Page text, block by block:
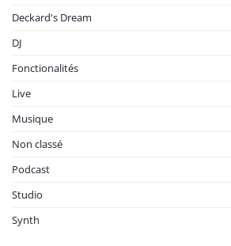
Deckard's Dream
DJ
Fonctionalités
Live
Musique
Non classé
Podcast
Studio
Synth